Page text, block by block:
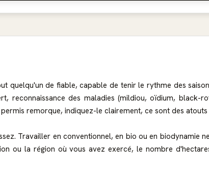
quelqu'un de fiable, capable de tenir le rythme des
reconnaissance des maladies (mildiou, oïdium, black-
remorque, indiquez-le clairement, ce sont des
Travailler en conventionnel, en bio ou en biodynamie
ou la région où vous avez exercé, le nombre